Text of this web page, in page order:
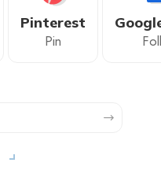
Pinterest
Pin